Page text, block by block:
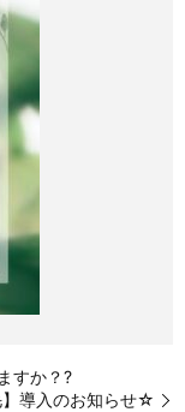
すか？?
導入のお知らせ☆